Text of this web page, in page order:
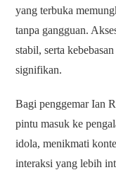
yang terbuka
tanpa gangguan.
stabil, serta
signifikan.
Bagi penggemar Ian
pintu masuk ke
idola, menikmati
interaksi yang lebih